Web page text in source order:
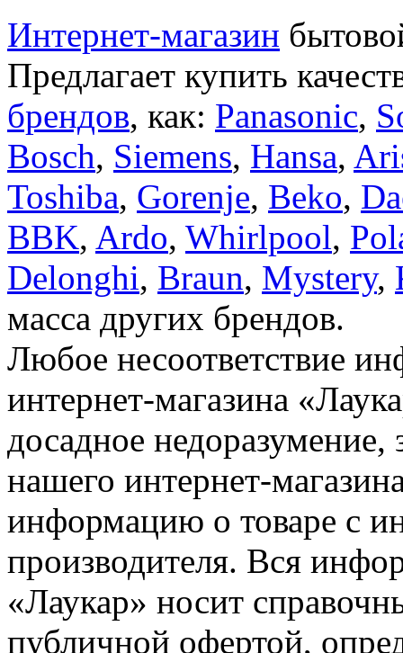
Интернет-магазин
Предлагает купить
брендов, как: Panasonic,
Bosch, Siemens, Hansa,
Toshiba, Gorenje, Beko,
BBK, Ardo, Whirlpool,
Delonghi, Braun, Mystery,
масса других брендов.
Любое несоответствие
интернет-магазина
досадное недоразумение,
нашего интернет-
информацию о товаре с
производителя. Вся
«Лаукар» носит
публичной офертой,